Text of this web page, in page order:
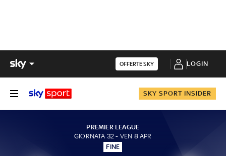
OFFERTE SKY LOGIN
SKY SPORT INSIDER
PREMIER LEAGUE
GIORNATA 32 - VEN 8 APR
FINE